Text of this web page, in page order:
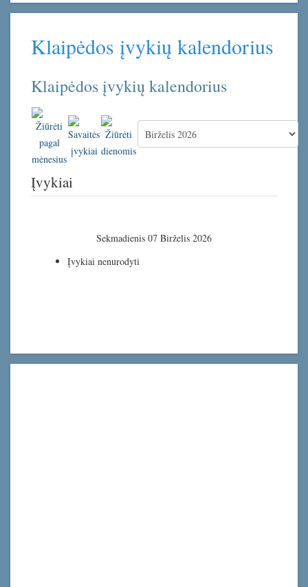
Klaipėdos įvykių kalendorius
Klaipėdos įvykių kalendorius
Įvykiai
Sekmadienis 07 Birželis 2026
Įvykiai nenurodyti